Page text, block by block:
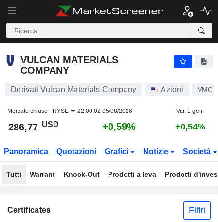
VULCAN MATERIALS
COMPANY
Derivati Vulcan Materials Company Azioni VMC
Mercato chiuso - NYSE 22:00:02 05/08/2026 Var. 1 gen.
286,77 USD +0,59% +0,54%
Panoramica Quotazioni Grafici Notizie Società
Tutti Warrant Knock-Out Prodotti a leva Prodotti
Certificates Filtri